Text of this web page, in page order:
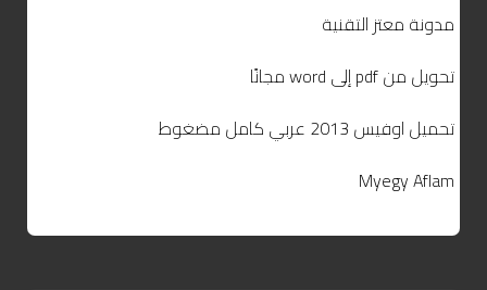
مدونة معتز التقنية
تحويل من pdf إلى word مجانًا
تحميل اوفيس 2013 عربي كامل مضغوط
Myegy Aflam